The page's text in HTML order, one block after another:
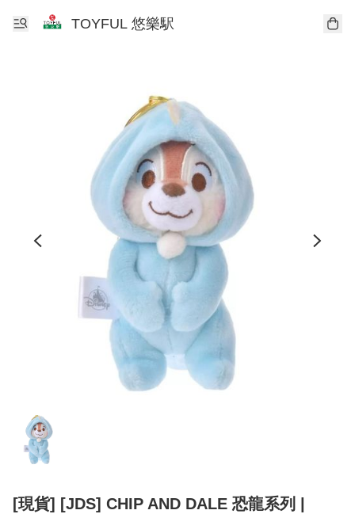
TOYFUL 悠樂駅
[現貨] [JDS] CHIP AND DALE 恐龍系列 |